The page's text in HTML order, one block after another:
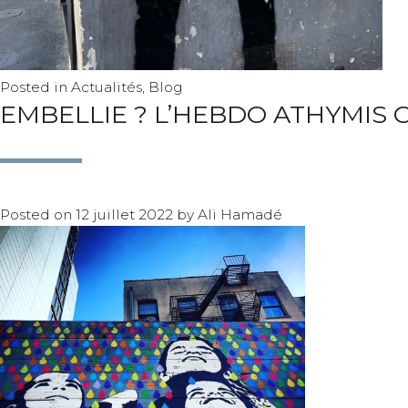
Posted in Actualités, Blog
EMBELLIE ? L’HEBDO ATHYMIS
Posted on 12 juillet 2022 by Ali Hamadé